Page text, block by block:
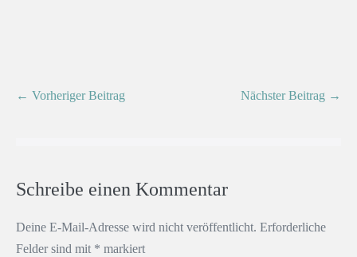
← Vorheriger Beitrag Nächster Beitrag →
Schreibe einen Kommentar
Deine E-Mail-Adresse wird nicht veröffentlicht. Erforderliche
Felder sind mit * markiert